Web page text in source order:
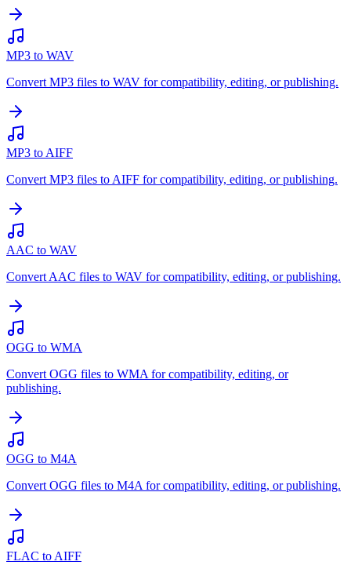
MP3 to WAV
Convert MP3 files to WAV for compatibility, editing, or publishing.
MP3 to AIFF
Convert MP3 files to AIFF for compatibility, editing, or publishing.
AAC to WAV
Convert AAC files to WAV for compatibility, editing, or publishing.
OGG to WMA
Convert OGG files to WMA for compatibility, editing, or
publishing.
OGG to M4A
Convert OGG files to M4A for compatibility, editing, or publishing.
FLAC to AIFF